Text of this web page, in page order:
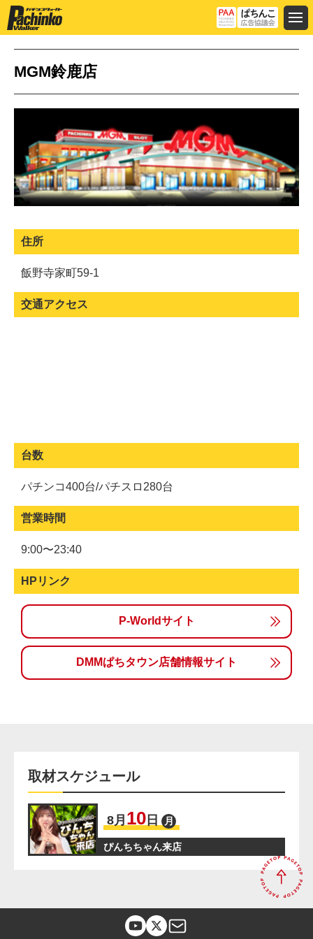
MGM鈴鹿店
住所
飯野寺家町59-1
交通アクセス
台数
パチンコ400台/パチスロ280台
営業時間
9:00〜23:40
HPリンク
P-Worldサイト
DMMぱちタウン店舗情報サイト
取材スケジュール
8月 10 日 月
ぴんちちゃん来店